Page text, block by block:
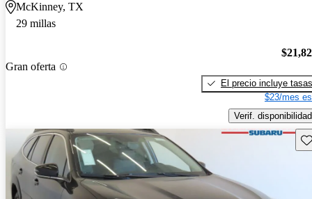
McKinney, TX
29 millas
Gran oferta
El precio incluye tasas
$23/mes
Verif. disponibilidad